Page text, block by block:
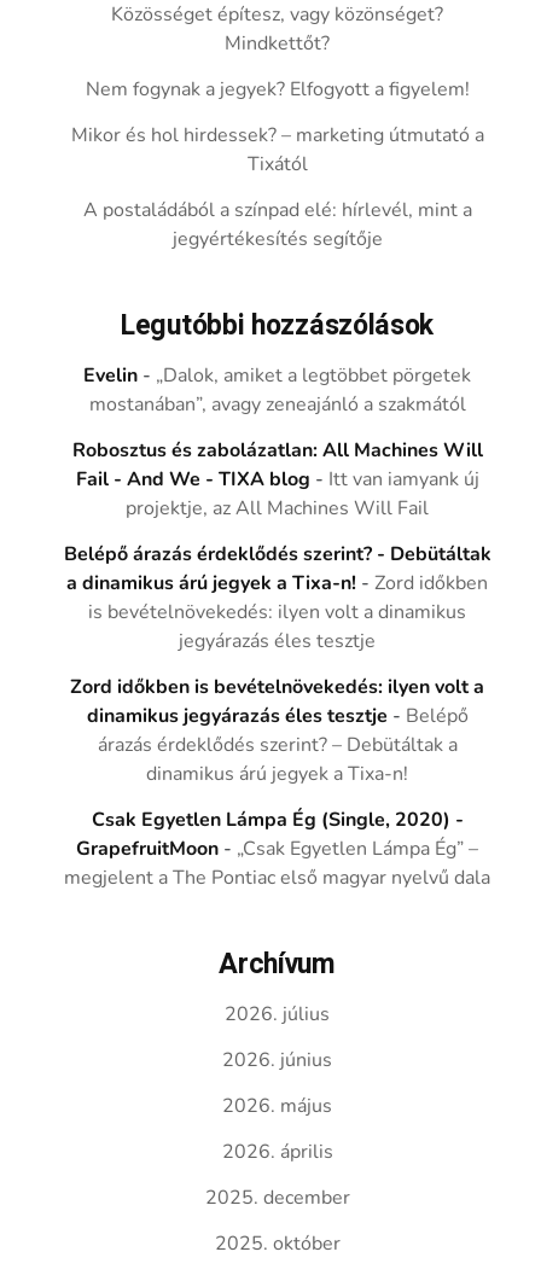
Közösséget építesz, vagy közönséget?
Mindkettőt?
Nem fogynak a jegyek? Elfogyott a figyelem!
Mikor és hol hirdessek? – marketing útmutató a
Tixától
A postaládából a színpad elé: hírlevél, mint a
jegyértékesítés segítője
Legutóbbi hozzászólások
Evelin - „Dalok, amiket a legtöbbet pörgetek
mostanában”, avagy zeneajánló a szakmától
Robosztus és zabolázatlan: All Machines Will
Fail - And We - TIXA blog - Itt van iamyank új
projektje, az All Machines Will Fail
Belépő árazás érdeklődés szerint? - Debütáltak
a dinamikus árú jegyek a Tixa-n! -Zord időkben
is bevételnövekedés: ilyen volt a dinamikus
jegyárazás éles tesztje
Zord időkben is bevételnövekedés: ilyen volt a
dinamikus jegyárazás éles tesztje - Belépő
árazás érdeklődés szerint? – Debütáltak a
dinamikus árú jegyek a Tixa-n!
Csak Egyetlen Lámpa Ég (Single, 2020) -
GrapefruitMoon - „Csak Egyetlen Lámpa Ég” –
megjelent a The Pontiac első magyar nyelvű dala
Archívum
2026. július
2026. június
2026. május
2026. április
2025. december
2025. október